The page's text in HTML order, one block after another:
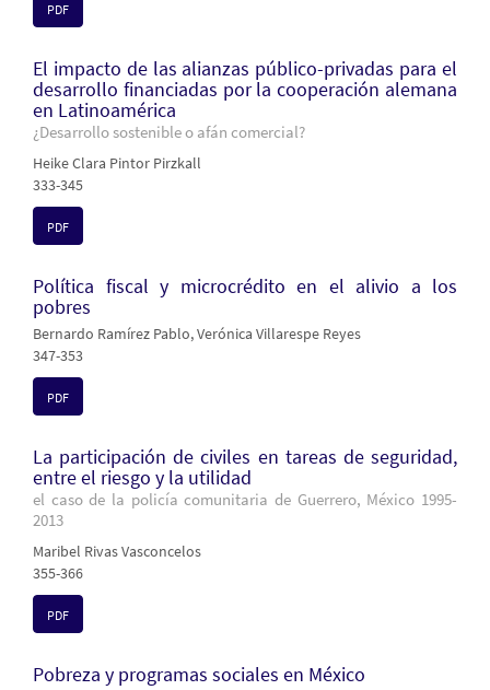
PDF
El impacto de las alianzas público-privadas para el
desarrollo financiadas por la cooperación alemana
en Latinoamérica
¿Desarrollo sostenible o afán comercial?
Heike Clara Pintor Pirzkall
333-345
PDF
Política fiscal y microcrédito en el alivio a los
pobres
Bernardo Ramírez Pablo, Verónica Villarespe Reyes
347-353
PDF
La participación de civiles en tareas de seguridad,
entre el riesgo y la utilidad
el caso de la policía comunitaria de Guerrero, México 1995-
2013
Maribel Rivas Vasconcelos
355-366
PDF
Pobreza y programas sociales en México